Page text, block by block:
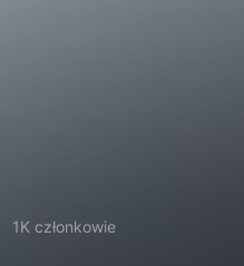
1K członkowie